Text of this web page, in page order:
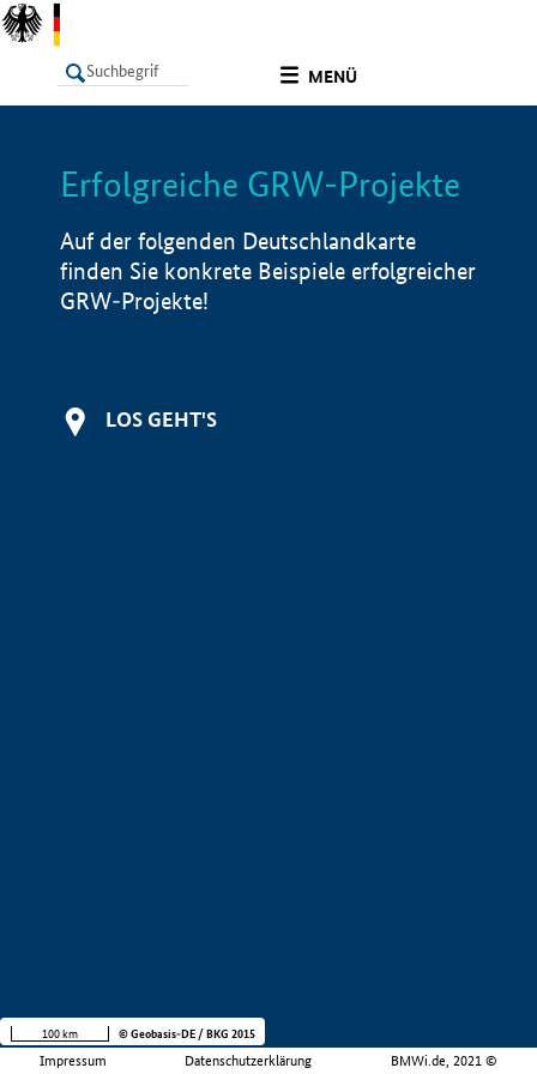
MENÜ
LISTE Info
Erfolgreiche GRW-Projekte
Auf der folgenden Deutschlandkarte
finden Sie konkrete Beispiele erfolgreicher
GRW-Projekte!
LOS GEHT'S
Impressum Datenschutzerklärung BMWi.de, 2021 ©
100 km © Geobasis-DE / BKG 2015